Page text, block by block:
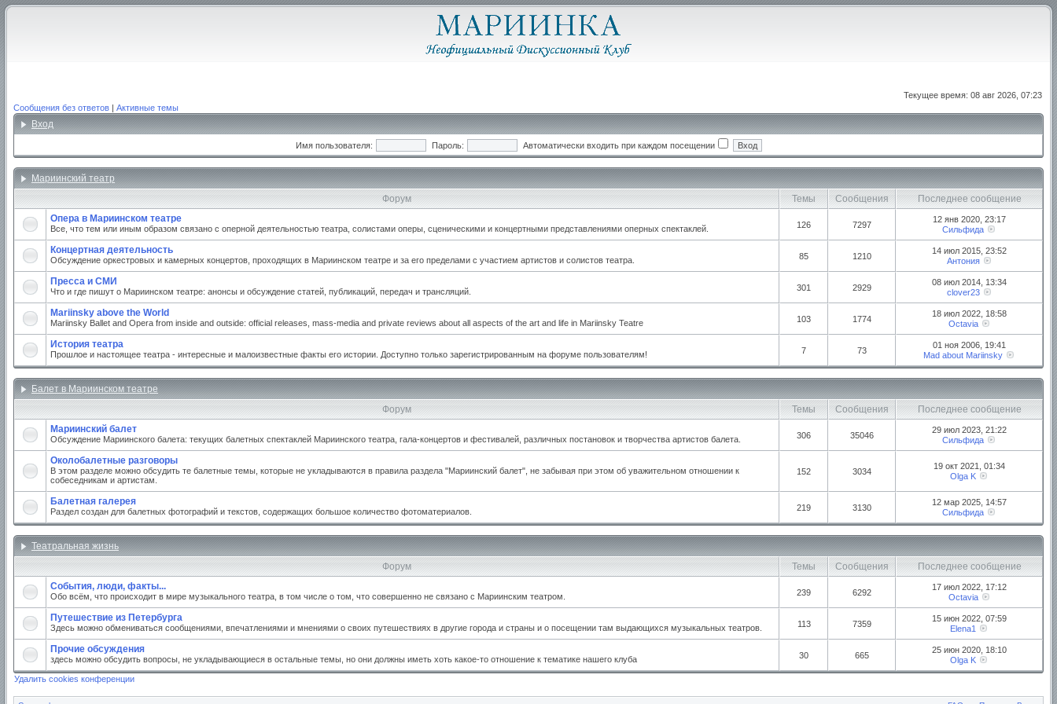
Текущее время: 08 авг 2026, 07:23
Сообщения без ответов | Активные темы
Вход
Имя пользователя: Пароль: Автоматически входить при каждом посещении
Мариинский театр
Форум
Темы Сообщения
Последнее сообщение
Опера в Мариинском театре
Все, что тем или иным образом связано с оперной деятельностью театра, солистами оперы, сценическими и концертными представлениями оперных спектаклей. 126 7297
12 янв 2020, 23:17
Сильфида
Концертная деятельность
Обсуждение оркестровых и камерных концертов, проходящих в Мариинском театре и за его пределами с участием артистов и солистов театра. 85 1210
14 июл 2015, 23:52
Антония
Пресса и СМИ
Что и где пишут о Мариинском театре: анонсы и обсуждение статей, публикаций, передач и трансляций. 301 2929
08 июл 2014, 13:34
clover23
Mariinsky above the World
Mariinsky Ballet and Opera from inside and outside: official releases, mass-media and private reviews about all aspects of the art and life in Mariinsky Teatre 103 1774
18 июл 2022, 18:58
Octavia
История театра
Прошлое и настоящее театра - интересные и малоизвестные факты его истории. Доступно только зарегистрированным на форуме пользователям! 7 73
01 ноя 2006, 19:41
Mad about Mariinsky
Балет в Мариинском театре
Форум
Темы Сообщения
Последнее сообщение
Мариинский балет
Обсуждение Мариинского балета: текущих балетных спектаклей Мариинского театра, гала-концертов и фестивалей, различных постановок и творчества артистов балета. 306 35046
29 июл 2023, 21:22
Сильфида
Околобалетные разговоры
В этом разделе можно обсудить те балетные темы, которые не укладываются в правила раздела "Мариинский балет", не забывая при этом об уважительном отношении к
собеседникам и артистам.
152 3034
19 окт 2021, 01:34
Olga K
Балетная галерея
Раздел создан для балетных фотографий и текстов, содержащих большое количество фотоматериалов. 219 3130
12 мар 2025, 14:57
Сильфида
Театральная жизнь
Форум
Темы Сообщения
Последнее сообщение
События, люди, факты...
Обо всём, что происходит в мире музыкального театра, в том числе о том, что совершенно не связано с Мариинским театром. 239 6292
17 июл 2022, 17:12
Octavia
Путешествие из Петербурга
Здесь можно обмениваться сообщениями, впечатлениями и мнениями о своих путешествиях в другие города и страны и о посещении там выдающихся музыкальных театров. 113 7359
15 июн 2022, 07:59
Elena1
Прочие обсуждения
здесь можно обсудить вопросы, не укладывающиеся в остальные темы, но они должны иметь хоть какое-то отношение к тематике нашего клуба 30 665
25 июн 2020, 18:10
Olga K
Удалить cookies конференции